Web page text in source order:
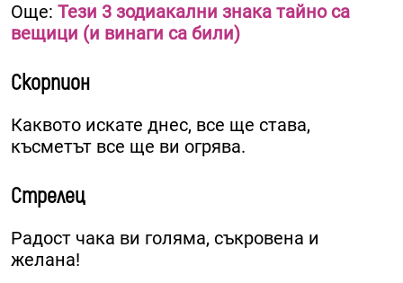
Още: Тези 3 зодиакални знака тайно са
вещици (и винаги са били)
Скорпион
Каквото искате днес, все ще става,
късметът все ще ви огрява.
Стрелец
Радост чака ви голяма, съкровена и
желана!